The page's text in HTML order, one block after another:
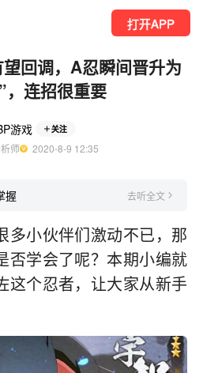
打开APP
回调，A忍瞬间晋升为
，连招很重要
游戏 关注
师
  2020-8-9 12:35
握 去听全文
多小伙伴们激动不已，那
否学会了呢？本期小编就
这个忍者，让大家从新手